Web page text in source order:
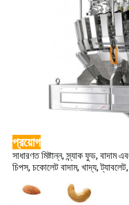
প্রয়োগ
সাধারণত মিষ্টান্ন, স্ন্যাক ফুড, বাদাম
চিপস, চকোলেট বাদাম, খাদ্য,